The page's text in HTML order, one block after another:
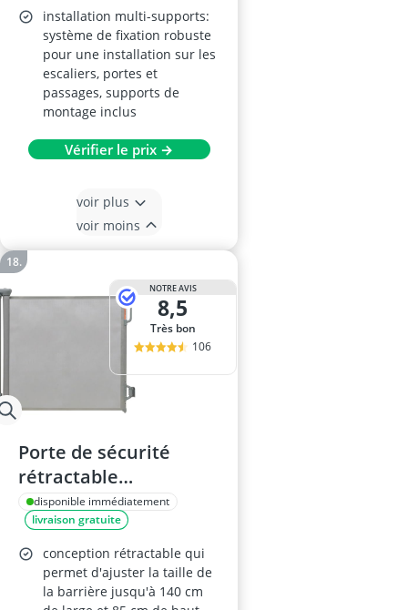
installation multi-supports:
système de fixation robuste
pour une installation sur les
escaliers, portes et
passages, supports de
montage inclus
Vérifier le prix →
voir plus
voir moins
NOTRE AVIS
8,5
Très bon
106
Porte de sécurité
rétractable
bébé/chien, 55" Gris
disponible immédiatement
livraison gratuite
conception rétractable qui
permet d'ajuster la taille de
la barrière jusqu'à 140 cm